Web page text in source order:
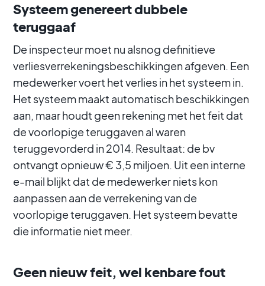
Systeem genereert dubbele
teruggaaf
De inspecteur moet nu alsnog definitieve
verliesverrekeningsbeschikkingen afgeven. Een
medewerker voert het verlies in het systeem in.
Het systeem maakt automatisch beschikkingen
aan, maar houdt geen rekening met het feit dat
de voorlopige teruggaven al waren
teruggevorderd in 2014. Resultaat: de bv
ontvangt opnieuw € 3,5 miljoen. Uit een interne
e-mail blijkt dat de medewerker niets kon
aanpassen aan de verrekening van de
voorlopige teruggaven. Het systeem bevatte
die informatie niet meer.
Geen nieuw feit, wel kenbare fout